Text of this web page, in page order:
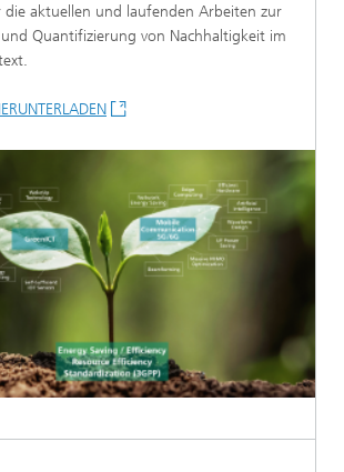
die aktuellen und laufenden Arbeiten zur
Quantifizierung von Nachhaltigkeit im